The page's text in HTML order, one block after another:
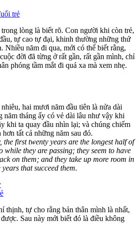
trẻ
lòng là biết rõ. Con người khi còn trẻ,
tự cao tự đại, khinh thường những thứ
Nhiều năm đi qua, mới có thế biết rằng,
đời đã từng ở rất gần, rất gần mình, chỉ
phóng tầm mắt đi quá xa mà xem nhẹ.
hai mươi năm đầu tiên là nửa dài
năm tháng ấy có vẻ dài lâu như vậy khi
khi ta quay đầu nhìn lại; và chúng chiếm
tất cả những năm sau đó.
the first twenty years are the longest half of
while they are passing; they seem to have
on them; and they take up more room in
that succeed them.
thịnh, tự cho rằng bản thân mình là nhất,
Sau này mới biết đó là điều không